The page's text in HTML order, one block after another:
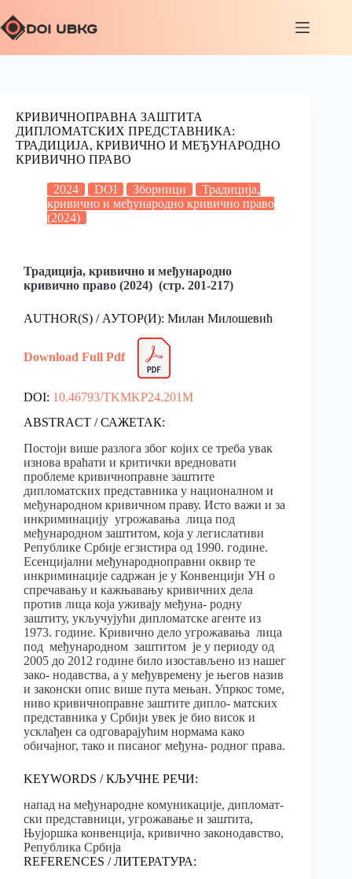
КРИВИЧНОПРАВНА ЗАШТИТА
ДИПЛОМАТСКИХ ПРЕДСТАВНИКА:
ТРАДИЦИЈА, КРИВИЧНО И МЕЂУНАРОДНО
КРИВИЧНО ПРАВО
2024 DOI Зборници
Традиција,
кривично и међународно кривично право
(2024)
Традиција, кривично и међународно
кривично право (2024) (стр. 201-217)
AUTHOR(S) / АУТОР(И): Милан Милошевић
Download Full Pdf
DOI: 10.46793/TKMKP24.201M
ABSTRACT / САЖЕТАК:
Постоји више разлога због којих се треба увак
изнова враћати и критички вредновати
проблеме кривичноправне заштите
дипломатских представника у националном и
међународном кривичном праву. Исто важи и за
инкриминацију угрожавања лица под
међународном заштитом, која у легислативи
Републике Србије егзистира од 1990. године.
Есенцијални међународноправни оквир те
инкриминације садржан је у Конвенцији УН о
спречавању и кажњавању кривичних дела
против лица која уживају међуна- родну
заштиту, укључујући дипломатске агенте из
1973. године. Кривично дело угрожавања лица
под међународном заштитом је у периоду од
2005 до 2012 године било изостављено из нашег
зако- нодавства, а у међувремену је његов назив
и законски опис више пута мењан. Упркос томе,
ниво кривичноправне заштите дипло- матских
представника у Србији увек је био висок и
усклађен са одговарајућим нормама како
обичајног, тако и писаног међуна- родног права.
KEYWORDS / КЉУЧНЕ РЕЧИ:
напад на међународне комуникације, дипломат-
ски представници, угрожавање и заштита,
Њујоршка конвенција, кривично законодавство,
Република Србија
REFERENCES / ЛИТЕРАТУРА: